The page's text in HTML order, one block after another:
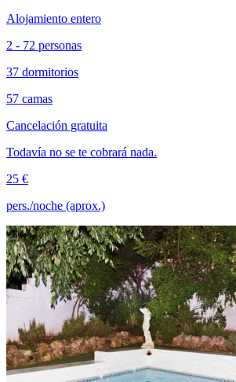
Alojamiento entero
2 - 72 personas
37 dormitorios
57 camas
Cancelación gratuita
Todavía no se te cobrará nada.
25 €
pers./noche (aprox.)